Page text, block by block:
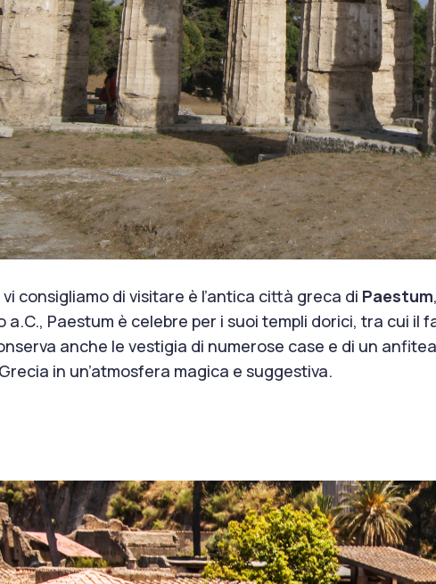
consigliamo di visitare è l’antica città greca di Paestum
a.C., Paestum è celebre per i suoi templi dorici, tra cui
anche le vestigia di numerose case e di un
in un’atmosfera magica e suggestiva.